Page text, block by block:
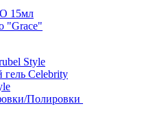
15мл
"Grace"
Style
гель Celebrity
Полировки